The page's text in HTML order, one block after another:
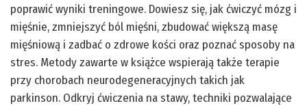
poprawić wyniki treningowe. Dowiesz się, jak ćwiczyć mózg i
mięśnie, zmniejszyć ból mięśni, zbudować większą masę
mięśniową i zadbać o zdrowe kości oraz poznać sposoby na
stres. Metody zawarte w książce wspierają także terapie
przy chorobach neurodegeneracyjnych takich jak
parkinson. Odkryj ćwiczenia na stawy, techniki pozwalające